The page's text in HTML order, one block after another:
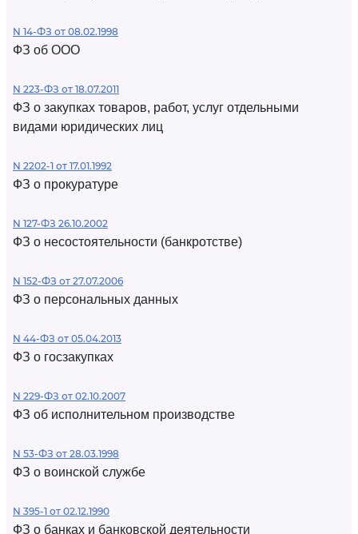
N 14-ФЗ от 08.02.1998
ФЗ об ООО
N 223-ФЗ от 18.07.2011
ФЗ о закупках товаров, работ, услуг отдельными
видами юридических лиц
N 2202-1 от 17.01.1992
ФЗ о прокуратуре
N 127-ФЗ 26.10.2002
ФЗ о несостоятельности (банкротстве)
N 152-ФЗ от 27.07.2006
ФЗ о персональных данных
N 44-ФЗ от 05.04.2013
ФЗ о госзакупках
N 229-ФЗ от 02.10.2007
ФЗ об исполнительном производстве
N 53-ФЗ от 28.03.1998
ФЗ о воинской службе
N 395-1 от 02.12.1990
ФЗ о банках и банковской деятельности